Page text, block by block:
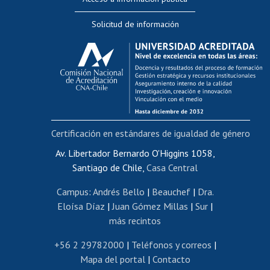
Evaluación docente
Calificación académica
Postulación al AUCAI
Funcionarias/os
Cursos internos de capacitación
Bienestar del personal
Portal de movilidad interna
Certificado de renta
Certificado de renta honorarios
Editar páginas blancas
Extranjeras/os
Revalidación y reconocimiento de títulos
Postulación al Programa de Movilidad Estudiantil
Solicitud de información
Av. Libertador Bernardo O'Higgins 1058,
Santiago de Chile, Casa Central
Campus: Andrés Bello | Beauchef| Dra.
Eloísa Díaz |Juan Gómez Millas | Sur |
más recintos
+56 2 29782000 | Teléfonos y correos |
Mapa del portal| Contacto
Certificación en estándares de igualdad de género